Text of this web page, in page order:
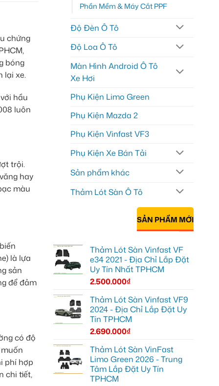
chứng
bóng
lại xe.
hầu
luôn
trội.
hay
màu
là lựa
sản
để đảm
có độ
phí hợp
chi tiết,
Phần Mềm & Máy Cắt PPF
Độ Đèn Ô Tô
Độ Loa Ô Tô
Màn Hình Android Ô Tô
Xe Hơi
Phụ Kiện Limo Green
Phụ Kiện Mazda 2
Phụ Kiện Vinfast VF3
Phụ Kiện Xe Bán Tải
Sản phẩm khác
Thảm Lót Sàn Ô Tô
SẢN PHẨM MỚI
Thảm Lót Sàn Vinfast VF
e34 2021 - Địa Chỉ Lắp Đặt
Uy Tín Nhất TPHCM
2.500.000₫
Thảm Lót Sàn Vinfast VF9
2024 - Địa Chỉ Lắp Đặt Uy
Tín TPHCM
2.690.000₫
Thảm Lót Sàn VinFast
Limo Green 2026 - Trung
Tâm Lắp Đặt Uy Tín
TPHCM